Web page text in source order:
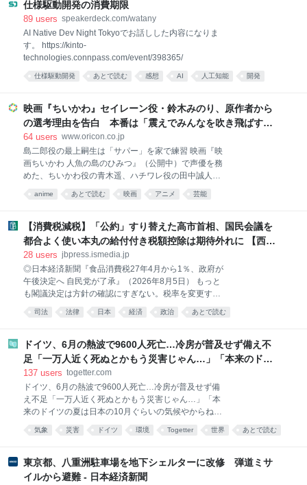
薬を投与し、患者自身の腸内細菌を減らして移植菌が
定着するかを確かめた。すると、5人中3人で改善が見
られ、反応が出るまでに4粒を超えるピーナツを食べ
られるようになるという、前処置が菌の定着効率を高
めたことを示唆する結果が出た。改善したのは全体で
ームは過去の研究で、食物アレルギーを持つ乳児の便
るとアナフィラキシーが起きる一方、健康な乳児の便
では逆に防御が働くことを確認し、その鍵となる菌株
をいくつか特定
仕様駆動開発の消費期限
89 users speakerdeck.com/watany
AI Native Dev Night Tokyoでお話しした内容になりま
す。 https://kinto-
technologies.connpass.com/event/398365/
仕様駆動開発 あとで読む 感想 AI 人工知能 開発
映画『ちいかわ』セイレーン役・鈴木みのり、原作者から
の選考理由を告白 本番は「震えでみんなを吹き飛ばす
ぞ」と意気込む
64 users www.oricon.co.jp
島二郎役の最上嗣生は「サパー」を家で練習 映画『映
画ちいかわ 人魚の島のひみつ』（公開中）で声優を務
めた、ちいかわ役の青木遥、ハチワレ役の田中誠人、
うさぎ役の小澤亜李、島二郎役の最上嗣生、セイレー
ン役の鈴木みのりのロングインタビューが解禁。最
【画像】こわっ!「サパー」する島二郎を赤い目で見つ
めるセイレーン 映画で重要なキャラクターである島二
郎役の最上はアクションシーンについて「セイレーン
面白いだろうなと思って演じました。水中でぶくぶく
言いながら戦うシーンは、普段なら水中のシーンは口
を触ったりしますが、今回はもっと島二郎っぽいのが
いいのかなと思って、家で練習したりしました。いろ
あるので、その分気合も入
anime あとで読む 映画 アニメ 芸能
【消費税減税】「公約」すり替えた高市首相、国民会議を
都合よく使い本丸の給付付き税額控除は期待外れに 【西田
亮介の週刊時評】「政治家は嘘をつく」を体現した公約す
り替え、アリバイに使われた国民会議 | JBpress (ジェイビ
ープレス)
28 users jbpress.ismedia.jp
◎日本経済新聞『食品消費税27年4月から1％、政府が
午後決定へ 自民党が了承』（2026年8月5日） もっと
も閣議決定は方針の確認にすぎない。税率を変更する
には消費税法の改正が必要である。高市総理は9月に
与党の税制改正大綱をまとめ、秋の臨時国会に関連法
は引き続き少数与党であり、決着はこれからだ。 教科
書的な理解では、衆参両院で法案に対する賛否が分か
れても衆議院で簡単に再可決できるように思えるが、
を求めているし、再可決には大きな政治的エネルギー
と日程、そしてそれらの「読み」と調整が必要にな
る。今のところ高市政権はあまりうまく取り繕えてい
るとはいえまい。 第五十九条 法律案は、この憲法に
異なつた議決をし
司法 法律 日本 経済 政治 あとで読む
ドイツ、6月の熱波で9600人死亡…冷房が普及せず備え不
足「一万人近く死ぬとかもう災害じゃん…」「本来のドイ
ツの夏は日本の10月ぐらいの気候やからねえ」
137 users togetter.com
ドイツ、6月の熱波で9600人死亡…冷房が普及せず備
え不足「一万人近く死ぬとかもう災害じゃん…」「本
来のドイツの夏は日本の10月ぐらいの気候やからね
気象 災害 ドイツ 環境 Togetter 世界 あとで読む
東京都、八重洲駐車場を地下シェルターに改修 弾道ミサ
イルから避難 - 日本経済新聞